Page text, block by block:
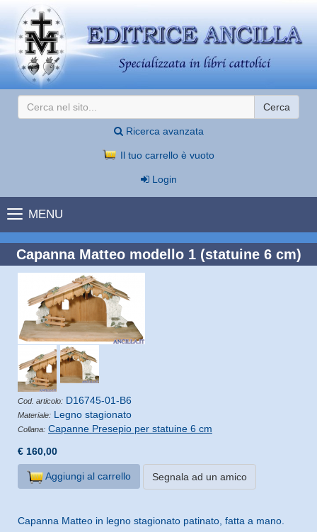
Cerca
Ricerca avanzata
Il tuo carrello è vuoto
Login
MENU
Capanna Matteo modello 1 (statuine 6 cm)
Cod. articolo: D16745-01-B6
Materiale: Legno stagionato
Collana: Capanne Presepio per statuine 6 cm
€ 160,00
Aggiungi al carrello Segnala ad un amico
Capanna Matteo in legno stagionato patinato, fatta a mano.